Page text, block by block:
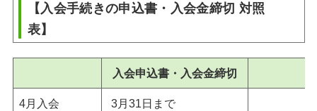
【入会手続きの申込書・入会金締切 対照
表】
入会申込書・入会金締切
4月入会 3月31日まで